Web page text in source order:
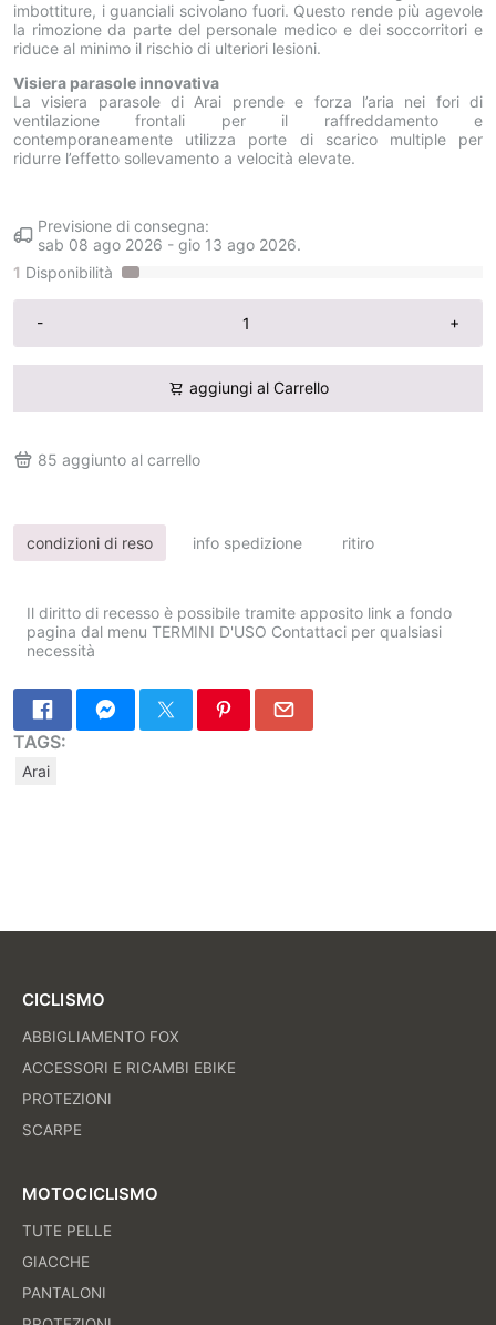
imbottiture, i guanciali scivolano fuori. Questo rende più agevole
la rimozione da parte del personale medico e dei soccorritori e
riduce al minimo il rischio di ulteriori lesioni.
Visiera parasole innovativa
La visiera parasole di Arai prende e forza l’aria nei fori di
ventilazione frontali per il raffreddamento e
contemporaneamente utilizza porte di scarico multiple per
ridurre l’effetto sollevamento a velocità elevate.
Previsione di consegna:
sab 08 ago 2026 - gio 13 ago 2026.
1 Disponibilità
- +
aggiungi al Carrello
85 aggiunto al carrello
condizioni di reso info spedizione ritiro
Il diritto di recesso è possibile tramite apposito link a fondo
pagina dal menu TERMINI D'USO Contattaci per qualsiasi
necessità
TAGS:
Arai
CICLISMO
ABBIGLIAMENTO FOX
ACCESSORI E RICAMBI EBIKE
PROTEZIONI
SCARPE
MOTOCICLISMO
TUTE PELLE
GIACCHE
PANTALONI